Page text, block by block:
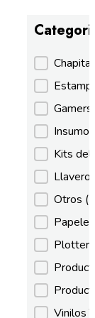
Gamers
Kits
Otros
Vinilos